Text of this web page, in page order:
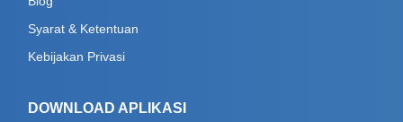
Syarat & Ketentuan
Kebijakan Privasi
DOWNLOAD APLIKASI